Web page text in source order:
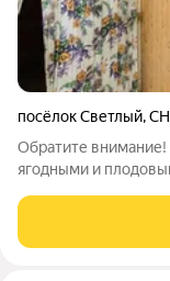
посёлок Светлый,
Обратите внимание!
ягодными и
печным
которую можно